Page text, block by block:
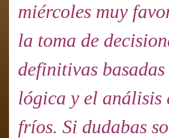
miércoles muy
la toma de
definitivas
lógica y el análisis
fríos. Si dudabas